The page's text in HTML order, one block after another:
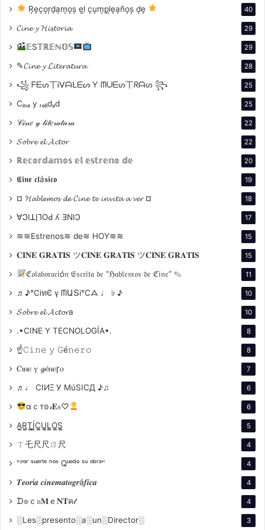
literarias, Beatriz Sarlo y Elsa Drucaroff, opinan sobre
el vacío ideológico y político que caracteriza a los
personajes de Rejtman. Sarlo cuestiona el valor de los
individual, mientras que Drucaroff encuentra signos
de resistencia en la banalidad y el capricho de los
personajes. Este ensayo examina la obra del escritor
argentino Martín Rejtman, enfocándose en su
Estos son algunas de sus obras
«Rapado» (1992)
Este libro presenta cuentos que retratan la vida juvenil
de los 90, con elementos como el rock, las motos y los
videojuegos. Rejtman usa un tono urbano y sutil, sin
naturalismo. Su escritura es concisa y precisa, con
una estructura narrativa ágil y directa. Los objetos
cotidianos tienen un papel simbólico, histórico o
funcional en sus historias.
R͙e͙c͙o͙r͙d͙a͙m͙o͙s͙ e͙l͙ c͙u͙m͙p͙l͙e͙a͙ño͙s͙ d͙e͙ 40
𝓒𝓲𝓷𝓮 𝔂 𝓗𝓲𝓼𝓽𝓸𝓻𝓲𝓪 29
𝔼S𝕋ℝ𝔼ℕ𝕆𝕊 29
✎𝓒𝓲𝓷𝓮 𝔂 𝓛𝓲𝓽𝓮𝓻𝓪𝓽𝓾𝓻𝓪 28
꧁ ᖴᗴᔕ丅Ꭵᐯᗩᒪᗴᔕ Ƴ ᗰᑌᗴᔕ丅ᖇᗩᔕ ꧂ 25
Cᵢₙₑ y ᵣₑₗᵢdₐd 25
𝒞𝒾𝓃𝑒 𝓎 𝓁𝒾𝓉𝑒𝓇𝒶𝓉𝓊𝓇𝒶 22
𝓢𝓸𝓫𝓻𝓮 𝓮𝓵 𝓐𝓬𝓽𝓸𝓻 22
ℝ𝕖𝕔𝕠𝕣𝕕𝕒𝕞𝕠𝕤 𝕖𝕝 𝕖𝕤𝕥𝕣𝕖𝕟𝕠 𝕕𝕖 20
𝕮𝖎𝖓𝖊 𝖈𝖑á𝖘𝖎𝖈𝖔 19
¤ 𝓗𝓪𝓫𝓵𝓮𝓶𝓸𝓼 𝓭𝓮 𝓒𝓲𝓷𝓮 𝓽𝓮 𝓲𝓷𝓿𝓲𝓽𝓪 𝓪 𝓿𝓮𝓻 ¤ 18
∀ϽIꓕI̗⅂OԀ ʎ ƎNIϽ 17
≋≋Estrenos≋ de≋ HOY≋≋ 15
𝐂𝐈𝐍𝐄 𝐆𝐑𝐀𝐓𝐈𝐒 ツ𝐂𝐈𝐍𝐄 𝐆𝐑𝐀𝐓𝐈𝐒 ツ𝐂𝐈𝐍𝐄 𝐆𝐑𝐀𝐓𝐈𝐒 15
ℭ𝔬𝔩𝔞𝔟𝔬𝔯𝔞𝔠𝔦ó𝔫 𝔈𝔰𝔠𝔯𝔦𝔱𝔞 𝔡𝔢 “ℌ𝔞𝔟𝔩𝔢𝔪𝔬𝔰 𝔡𝔢 ℭ𝔦𝔫𝔢” ✎ 11
♬♪℃іทЄ ү ᗰԱՏі℃ᗋ ♩ ♭ ♪ 10
𝓢𝓸𝓫𝓻𝓮 𝓮𝓵 𝓐𝓬𝓽𝓸𝓻a 10
.•CINE Y TECNOLOGÍA•. 8
☝𝙲𝚒𝚗𝚎 𝚢 𝙶é𝚗𝚎𝚛𝚘 8
Ⲥⲓⲛⲉ ⲩ 𝓰ⲉ́ⲛⲉꞅⲟ 7
♬♩ CIИΞ У MúSICД ♪♫ 6
αｃт𝕠𝓇𝐄𝔰♡ 6
A̳R̳T̳Í̳C̳U̳L̳O̳S̳ 5
ㄒ乇尺尺ㄖ尺 4
"ᴾᵒʳ ˢᵘᵉʳᵗᵉ ⁿᵒˢ Qᵘᵉᵈᵒ ˢᵘ ᵒᵇʳᵃ" 4
𝑻𝒆𝒐𝒓í𝒂 𝒄𝒊𝒏𝒆𝒎𝒂𝒕𝒐𝒈𝒓á𝒇𝒊𝒄𝒂 4
ᗪ๏ｃ𝔲𝐌ｅ𝐍𝐓ค𝓁 4
░Les░presento░a░un░Director░ 3